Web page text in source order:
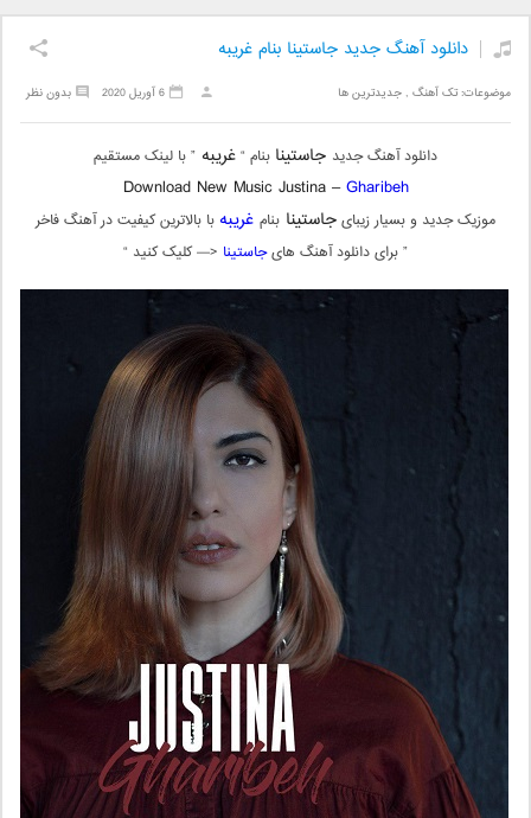
دانلود آهنگ جدید جاستینا بنام غریبه
موضوعات:تک آهنگ ,جدیدترین ها بدون نظر 6 آوریل 2020
دانلود آهنگ جدید جاستینا بنام “غریبه ” با لینک مستقیم
Download New Music Justina –Gharibeh
موزیک جدید و بسیار زیبایجاستینا بنام غریبهبا بالاترین کیفیت در آهنگ فاخر
” برای دانلود آهنگ هایجاستینا <— کلیک کنید “